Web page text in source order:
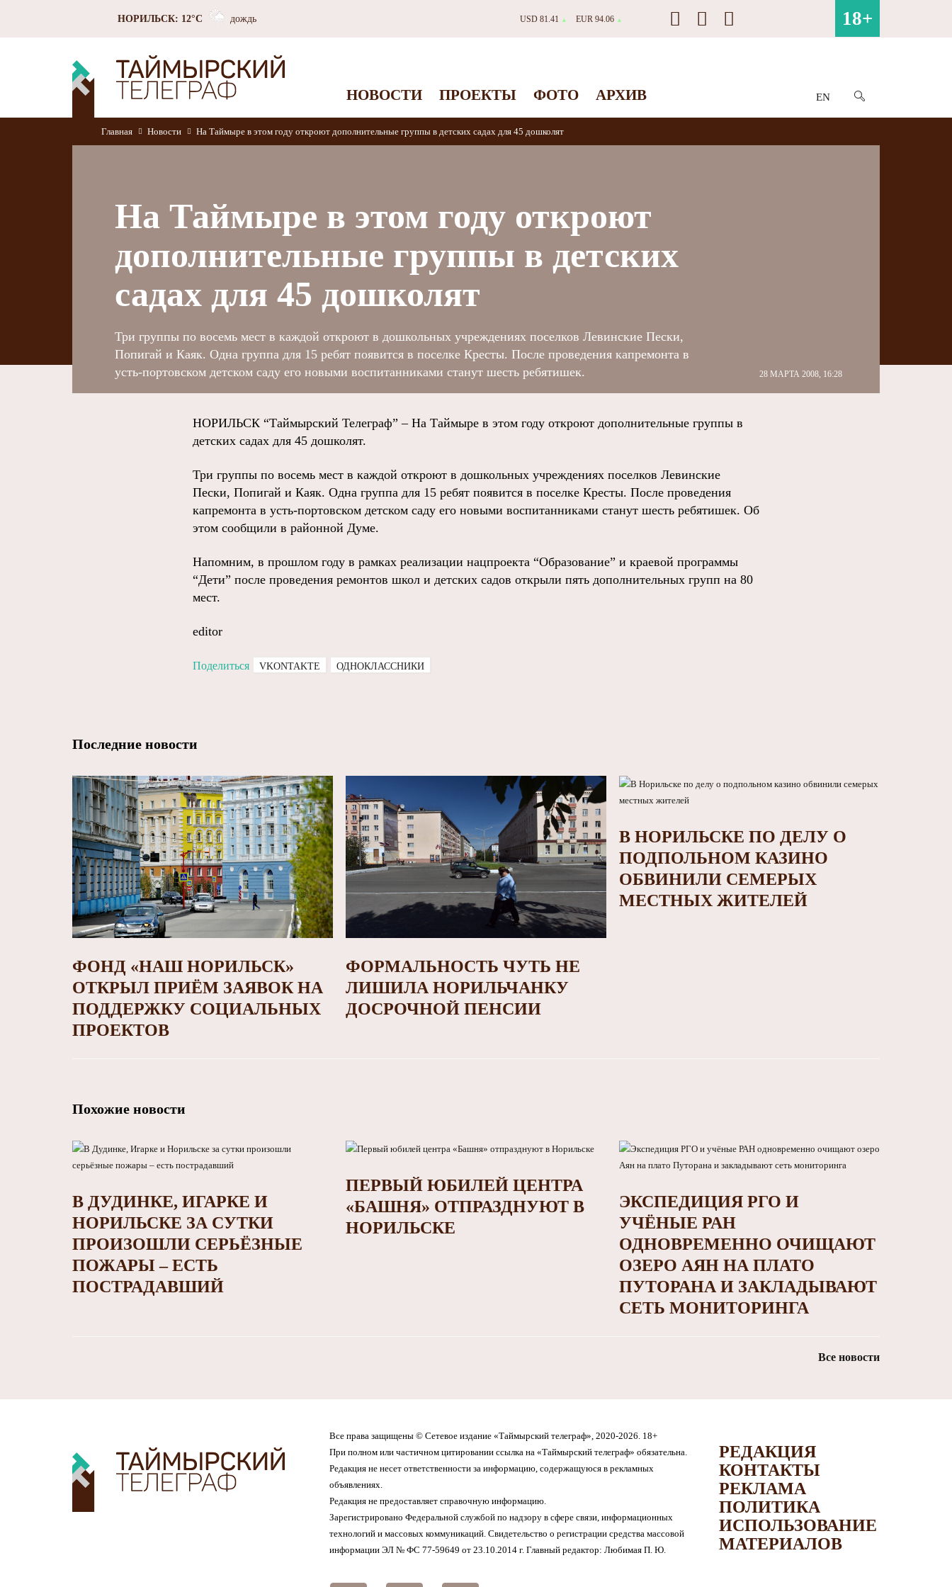
НОРИЛЬСК: 12°C дождь USD 81.41 ▲ EUR 94.06 ▲ 18+
НОВОСТИ ПРОЕКТЫ ФОТО АРХИВ EN
Главная Новости На Таймыре в этом году откроют дополнительные группы в детских садах для 45 дошколят
На Таймыре в этом году откроют
дополнительные группы в детских
садах для 45 дошколят
28 МАРТА 2008, 16:28
Три группы по восемь мест в каждой откроют в дошкольных учреждениях поселков Левинские Пески,
Попигай и Каяк. Одна группа для 15 ребят появится в поселке Кресты. После проведения капремонта в
усть-портовском детском саду его новыми воспитанниками станут шесть ребятишек.
НОРИЛЬСК “Таймырский Телеграф” – На Таймыре в этом году откроют дополнительные группы в
детских садах для 45 дошколят.
Три группы по восемь мест в каждой откроют в дошкольных учреждениях поселков Левинские
Пески, Попигай и Каяк. Одна группа для 15 ребят появится в поселке Кресты. После проведения
капремонта в усть-портовском детском саду его новыми воспитанниками станут шесть ребятишек. Об
этом сообщили в районной Думе.
Напомним, в прошлом году в рамках реализации нацпроекта “Образование” и краевой программы
“Дети” после проведения ремонтов школ и детских садов открыли пять дополнительных групп на 80
мест.
editor
Поделиться VKONTAKTE ОДНОКЛАССНИКИ
Последние новости
ФОНД «НАШ НОРИЛЬСК»
ОТКРЫЛ ПРИЁМ ЗАЯВОК НА
ПОДДЕРЖКУ СОЦИАЛЬНЫХ
ПРОЕКТОВ
ФОРМАЛЬНОСТЬ ЧУТЬ НЕ
ЛИШИЛА НОРИЛЬЧАНКУ
ДОСРОЧНОЙ ПЕНСИИ
В НОРИЛЬСКЕ ПО ДЕЛУ О
ПОДПОЛЬНОМ КАЗИНО
ОБВИНИЛИ СЕМЕРЫХ
МЕСТНЫХ ЖИТЕЛЕЙ
Похожие новости
В ДУДИНКЕ, ИГАРКЕ И
НОРИЛЬСКЕ ЗА СУТКИ
ПРОИЗОШЛИ СЕРЬЁЗНЫЕ
ПОЖАРЫ – ЕСТЬ
ПОСТРАДАВШИЙ
ПЕРВЫЙ ЮБИЛЕЙ ЦЕНТРА
«БАШНЯ» ОТПРАЗДНУЮТ В
НОРИЛЬСКЕ
ЭКСПЕДИЦИЯ РГО И
УЧЁНЫЕ РАН
ОДНОВРЕМЕННО ОЧИЩАЮТ
ОЗЕРО АЯН НА ПЛАТО
ПУТОРАНА И ЗАКЛАДЫВАЮТ
СЕТЬ МОНИТОРИНГА
Все новости
Все права защищены © Сетевое издание «Таймырский телеграф», 2020-2026. 18+
При полном или частичном цитировании ссылка на «Таймырский телеграф» обязательна.
Редакция не несет ответственности за информацию, содержащуюся в рекламных
объявлениях.
Редакция не предоставляет справочную информацию.
Зарегистрировано Федеральной службой по надзору в сфере связи, информационных
технологий и массовых коммуникаций. Свидетельство о регистрации средства массовой
информации ЭЛ № ФС 77-59649 от 23.10.2014 г. Главный редактор: Любимая П. Ю.
РЕДАКЦИЯ
КОНТАКТЫ
РЕКЛАМА
ПОЛИТИКА
ИСПОЛЬЗОВАНИЕ
МАТЕРИАЛОВ